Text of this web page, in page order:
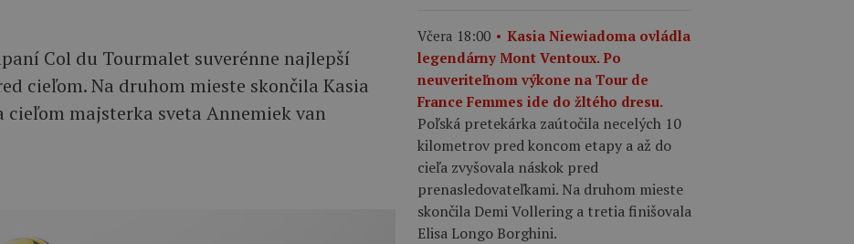
Col du Tourmalet suverénne najlepší
cieľom. Na druhom mieste skončila Kasia
majsterka sveta Annemiek van
Včera 18:00
Kasia Niewiadoma ovládla
legendárny Mont Ventoux. Po
neuveriteľnom výkone na Tour de
France Femmes ide do žltého dresu.
Poľská pretekárka zaútočila necelých 10
kilometrov pred koncom etapy a až do
cieľa zvyšovala náskok pred
prenasledovateľkami. Na druhom mieste
skončila Demi Vollering a tretia finišovala
Elisa Longo Borghini.